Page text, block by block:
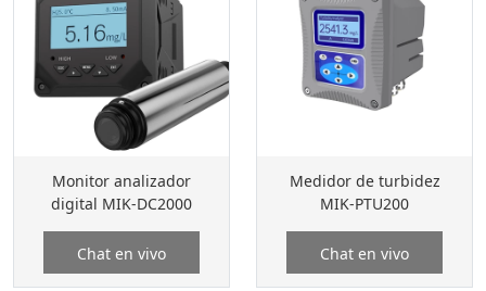
Monitor analizador
digital MIK-DC2000
Chat en vivo
Medidor de turbidez
MIK-PTU200
Chat en vivo